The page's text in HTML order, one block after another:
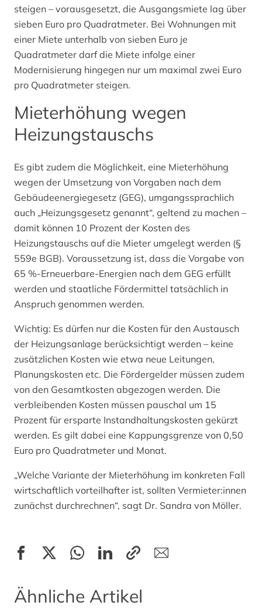
steigen – vorausgesetzt, die Ausgangsmiete lag über
sieben Euro pro Quadratmeter. Bei Wohnungen mit
einer Miete unterhalb von sieben Euro je
Quadratmeter darf die Miete infolge einer
Modernisierung hingegen nur um maximal zwei Euro
pro Quadratmeter steigen.
Mieterhöhung wegen
Heizungstauschs
Es gibt zudem die Möglichkeit, eine Mieterhöhung
wegen der Umsetzung von Vorgaben nach dem
Gebäudeenergiegesetz (GEG), umgangssprachlich
auch „Heizungsgesetz genannt“, geltend zu machen –
damit können 10 Prozent der Kosten des
Heizungstauschs auf die Mieter umgelegt werden (§
559e BGB). Voraussetzung ist, dass die Vorgabe von
65 %-Erneuerbare-Energien nach dem GEG erfüllt
werden und staatliche Fördermittel tatsächlich in
Anspruch genommen werden.
Wichtig: Es dürfen nur die Kosten für den Austausch
der Heizungsanlage berücksichtigt werden – keine
zusätzlichen Kosten wie etwa neue Leitungen,
Planungskosten etc. Die Fördergelder müssen zudem
von den Gesamtkosten abgezogen werden. Die
verbleibenden Kosten müssen pauschal um 15
Prozent für ersparte Instandhaltungskosten gekürzt
werden. Es gilt dabei eine Kappungsgrenze von 0,50
Euro pro Quadratmeter und Monat.
„Welche Variante der Mieterhöhung im konkreten Fall
wirtschaftlich vorteilhafter ist, sollten Vermieter:innen
zunächst durchrechnen“, sagt Dr. Sandra von Möller.
Ähnliche Artikel